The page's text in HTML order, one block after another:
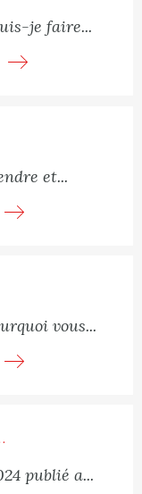
je faire...
et...
vous...
publié a...